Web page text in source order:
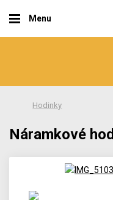
Menu
Hodinky
Náramkové